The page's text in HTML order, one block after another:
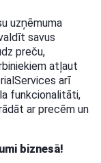
uzņēmuma
savus
preču,
atļaut
arī
funkcionalitāti,
ar precēm un
biznesā!